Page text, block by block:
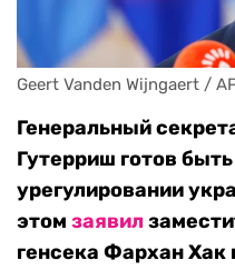
Geert Vanden Wijngaert /
Генеральный
Гутерриш готов
урегулировании
этом заявил
генсека Фархан Хак